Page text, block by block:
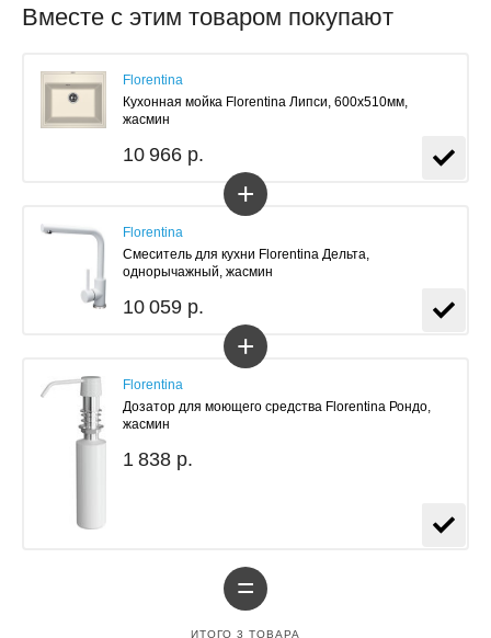
Вместе с этим товаром покупают
Florentina
Кухонная мойка Florentina Липси, 600x510мм,
жасмин
10 966 р.
+
Florentina
Смеситель для кухни Florentina Дельта,
однорычажный, жасмин
10 059 р.
+
Florentina
Дозатор для моющего средства Florentina Рондо,
жасмин
1 838 р.
=
ИТОГО 3 ТОВАРА